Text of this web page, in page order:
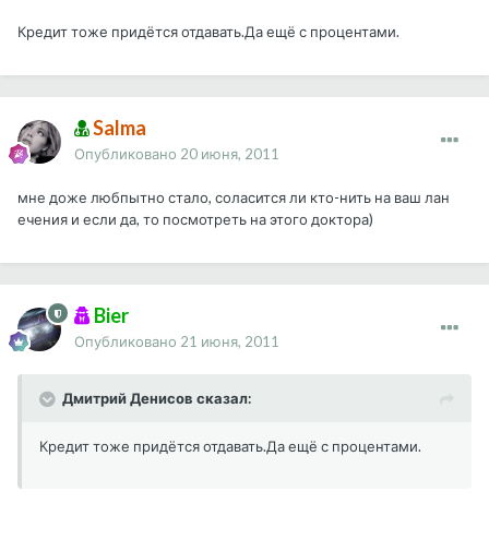
Кредит тоже придётся отдавать.Да ещё с процентами.
Salma
Опубликовано 20 июня, 2011
мне доже любпытно стало, соласится ли кто-нить на ваш лан
ечения и если да, то посмотреть на этого доктора)
Bier
Опубликовано 21 июня, 2011
Дмитрий Денисов сказал:
Кредит тоже придётся отдавать.Да ещё с процентами.